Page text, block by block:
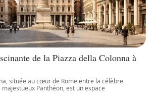
de la Piazza della Colonna à
située au cœur de Rome entre la célèbre
Panthéon, est un espace